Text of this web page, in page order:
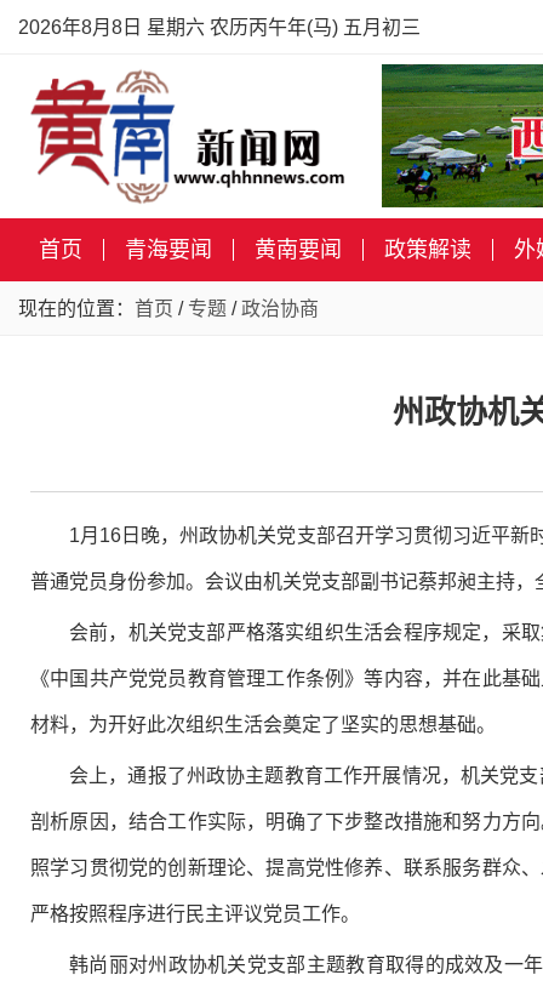
2026年8月8日 星期六 农历丙午年(马) 五月初三
首页 青海要闻 黄南要闻 政策解读 外
现在的位置： 首页 / 专题 /政治协商
州政协机
1月16日晚，州政协机关党支部召开学习贯彻习近平
普通党员身份参加。会议由机关党支部副书记蔡邦昶主持，
会前， 机关党支部严格落实组织生活会程序规定，采
《中国共产党党员教育管理工作条例》等内容，并在此基
材料，为开好此次组织生活会奠定了坚实的思想基础。
会上，通报了州政协主题教育工作开展情况，机关党支
剖析原因，结合工作实际，明确了下步整改措施和努力方
照学习贯彻党的创新理论、提高党性修养、联系服务群众
严格按照程序进行民主评议党员工作。
韩尚丽对州政协机关党支部主题教育取得的成效及一